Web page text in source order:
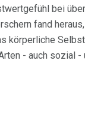
bei
fand
körperliche
- auch sozial